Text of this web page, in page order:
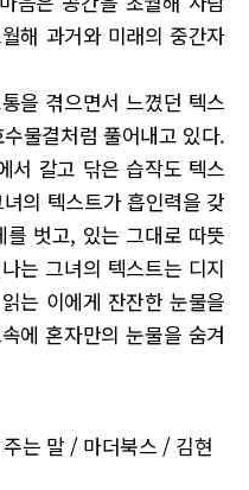
해 과거와 미래의 중간자
을 겪으면서 느꼈던 텍스
물결처럼 풀어내고 있다.
서 갈고 닦은 습작도 텍스
의 텍스트가 흡인력을 갖
벗고, 있는 그대로 따뜻
는 그녀의 텍스트는 디지
는 이에게 잔잔한 눈물을
에 혼자만의 눈물을 숨겨